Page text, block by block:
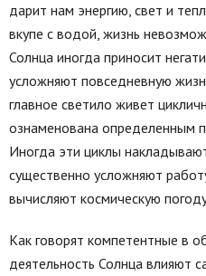
дарит нам энергию, свет и
вкупе с водой, жизнь
Солнца иногда приносит
усложняют повседневную
главное светило живет
ознаменована определенным
Иногда эти циклы
существенно усложняют
вычисляют космическую
Как говорят компетентные в
деятельность Солнца влияют